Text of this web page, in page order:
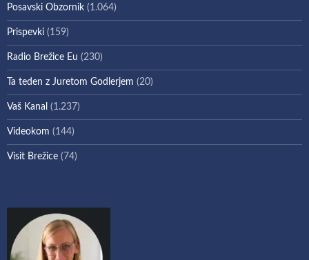
Posavski Obzornik (1.064)
Prispevki (159)
Radio Brežice Eu (230)
Ta teden z Juretom Godlerjem (20)
Vaš Kanal (1.237)
Videokom (144)
Visit Brežice (74)